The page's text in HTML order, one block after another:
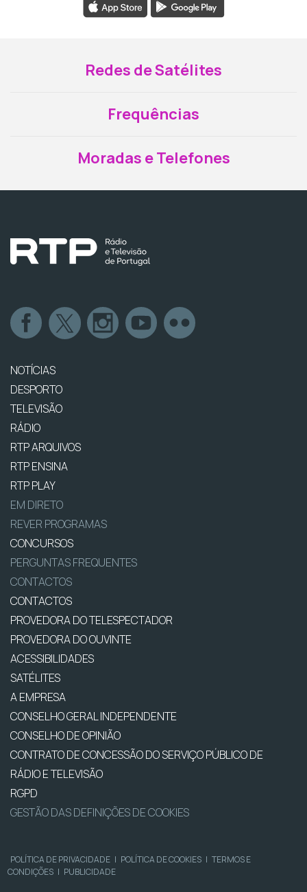
Redes de Satélites
Frequências
Moradas e Telefones
NOTÍCIAS
DESPORTO
TELEVISÃO
RÁDIO
RTP ARQUIVOS
RTP ENSINA
RTP PLAY
EM DIRETO
REVER PROGRAMAS
CONCURSOS
PERGUNTAS FREQUENTES
CONTACTOS
CONTACTOS
PROVEDORA DO TELESPECTADOR
PROVEDORA DO OUVINTE
ACESSIBILIDADES
SATÉLITES
A EMPRESA
CONSELHO GERAL INDEPENDENTE
CONSELHO DE OPINIÃO
CONTRATO DE CONCESSÃO DO SERVIÇO PÚBLICO DE
RÁDIO E TELEVISÃO
RGPD
GESTÃO DAS DEFINIÇÕES DE COOKIES
POLÍTICA DE PRIVACIDADE | POLÍTICA DE COOKIES | TERMOS E
CONDIÇÕES | PUBLICIDADE